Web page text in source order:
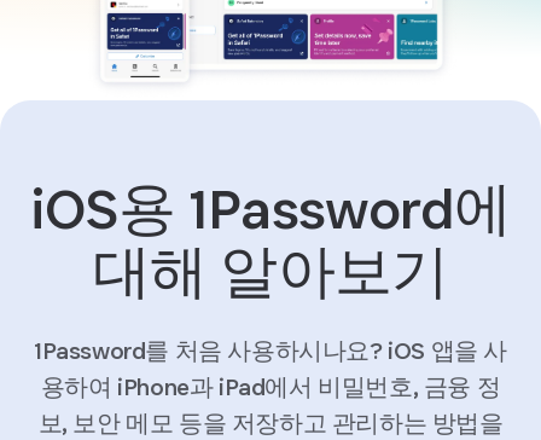
iOS용 1Password에
대해 알아보기
1Password를 처음 사용하시나요? iOS 앱을 사
용하여 iPhone과 iPad에서 비밀번호, 금융 정
보, 보안 메모 등을 저장하고 관리하는 방법을